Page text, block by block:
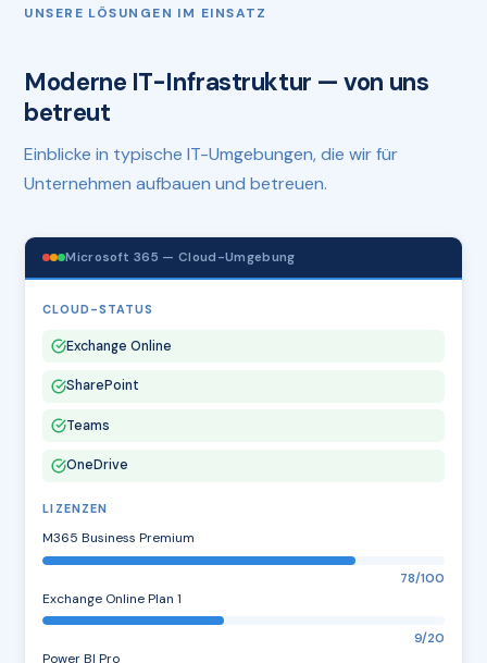
UNSERE LÖSUNGEN IM EINSATZ
Moderne IT-Infrastruktur — von uns
betreut
Einblicke in typische IT-Umgebungen, die wir für
Unternehmen aufbauen und betreuen.
Microsoft 365 — Cloud-Umgebung
CLOUD-STATUS
Exchange Online
SharePoint
Teams
OneDrive
LIZENZEN
M365 Business Premium
78/100
Exchange Online Plan 1
9/20
Power BI Pro